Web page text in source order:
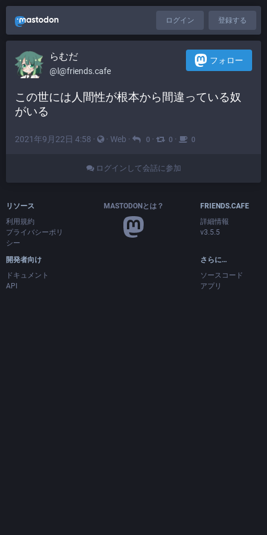
ログイン 登録する
らむだ
@l@friends.cafe
フォロー
この世には人間性が根本から間違っている奴
がいる
2021年9月22日 4:58 · · Web · 0 · 0 · 0
ログインして会話に参加
リソース
利用規約
プライバシーポリ
シー
開発者向け
ドキュメント
API
MASTODONとは？
FRIENDS.CAFE
詳細情報
v3.5.5
さらに…
ソースコード
アプリ